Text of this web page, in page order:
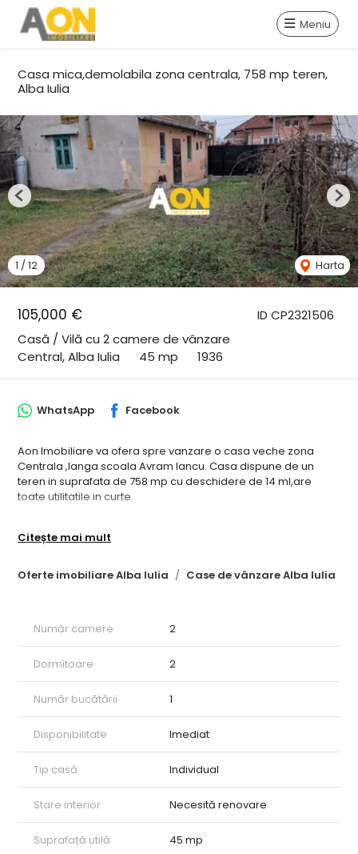
Meniu
Casa mica,demolabila zona centrala, 758 mp teren,
Alba Iulia
ID CP2321506
105,000 €
Casă / Vilă cu 2 camere de vânzare
Central, Alba Iulia
45 mp 1936
1 /12 Harta
Previous
Oferte imobiliare Alba Iulia Case de vânzare Alba Iulia
WhatsApp Facebook
Aon Imobiliare va ofera spre vanzare o casa veche zona
Centrala ,langa scoala Avram Iancu. Casa dispune de un
teren in suprafata de 758 mp cu deschidere de 14 ml,are
toate utilitatile in curte.
Citește mai mult
Număr camere 2
Dormitoare 2
Număr bucătării 1
Disponibilitate Imediat
Tip casă Individual
Stare interior Necesită renovare
Suprafață utilă 45 mp